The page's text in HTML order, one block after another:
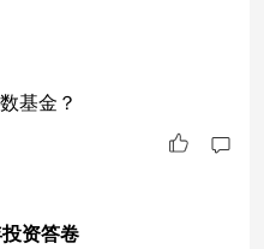
金经理管理。然后，讨论
性及长期投资价值，以及
逻辑。最后，建议投资者
定投策略应对市场波动
基金？
投资答卷